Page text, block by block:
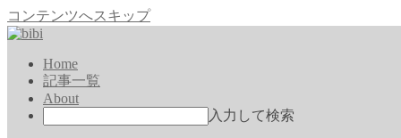
コンテンツへスキップ
Home
記事一覧
About
入力して検索